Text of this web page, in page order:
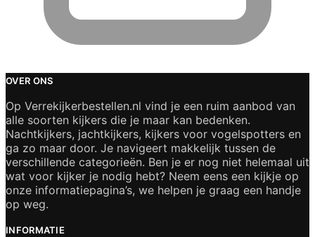
OVER ONS
Op Verrekijkerbestellen.nl vind je een ruim aanbod van
alle soorten kijkers die je maar kan bedenken.
Nachtkijkers, jachtkijkers, kijkers voor vogelspotters en
ga zo maar door. Je navigeert makkelijk tussen de
verschillende categorieën. Ben je er nog niet helemaal uit
wat voor kijker je nodig hebt? Neem eens een kijkje op
onze informatiepagina’s, we helpen je graag een handje
op weg.
INFORMATIE